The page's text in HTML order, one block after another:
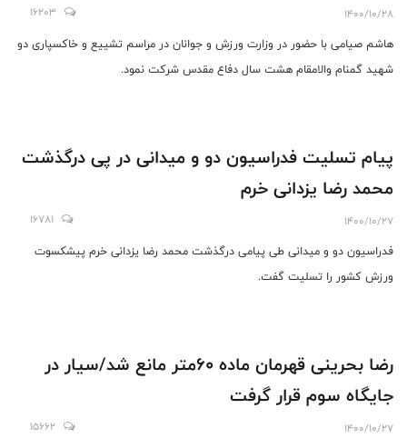
1400/10/28
16203
هاشم صیامی با حضور در وزارت ورزش و جوانان در مراسم تشییع و خاکسپاری دو
شهید گمنام والامقام هشت سال دفاع مقدس شرکت نمود.
پیام تسلیت فدراسیون دو و میدانی در پی درگذشت
محمد رضا یزدانی خرم
1400/10/27
16781
فدراسیون دو و میدانی طی پیامی درگذشت محمد رضا یزدانی خرم پیشکسوت
ورزش کشور را تسلیت گفت.
رضا بحرینی قهرمان ماده ۶۰متر مانع شد/سیار در
جایگاه سوم قرار گرفت
1400/10/27
15662